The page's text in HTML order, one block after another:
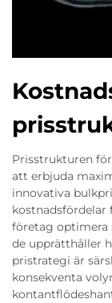
Prisstrukturen
att erbjuda
innovativa
kostnadsfördelar
företag
de upprätthåller
pristrategi är
konsekventa